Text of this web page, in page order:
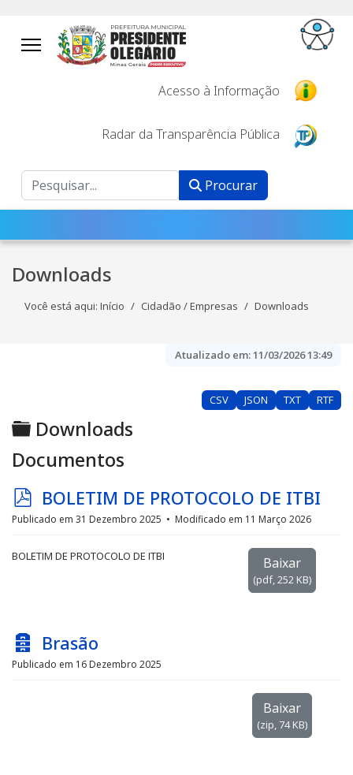
Acesso à Informação
Radar da Transparência Pública
Procurar Procurar
Downloads
Você está aqui: Início Cidadão / Empresas Downloads
Atualizado em:11/03/2026 13:49
CSV JSON TXT RTF
Pasta
Downloads
Documentos
p
d
BOLETIM DE PROTOCOLO DE ITBI
Publicado em 31 Dezembro 2025 Modificado em 11 Março 2026
Baixar
(pdf,252 KB)
BOLETIM DE PROTOCOLO DE ITBI
A
r
Brasão
Publicado em 16 Dezembro 2025
Baixar
(zip,74 KB)